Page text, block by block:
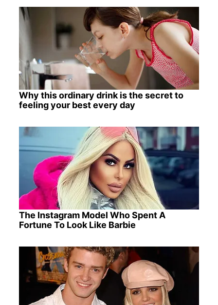
Why this ordinary drink is the secret to
feeling your best every day
The Instagram Model Who Spent A
Fortune To Look Like Barbie